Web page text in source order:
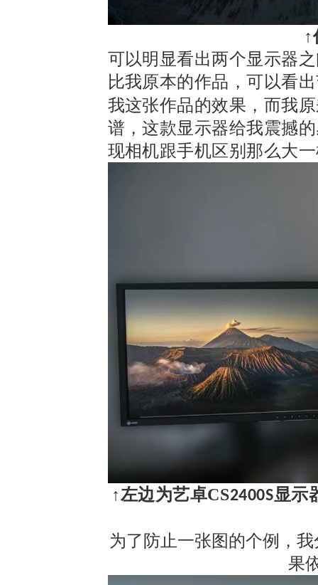
↑
可以明显看出两个显示器
比我原本的作品，可以看
我这张作品的效果，而我
谱，这款显示器给我震撼
现相机跟手机区别那么大
↑左边为艺卓CS2400S显示
为了防止一张图的个例，
果